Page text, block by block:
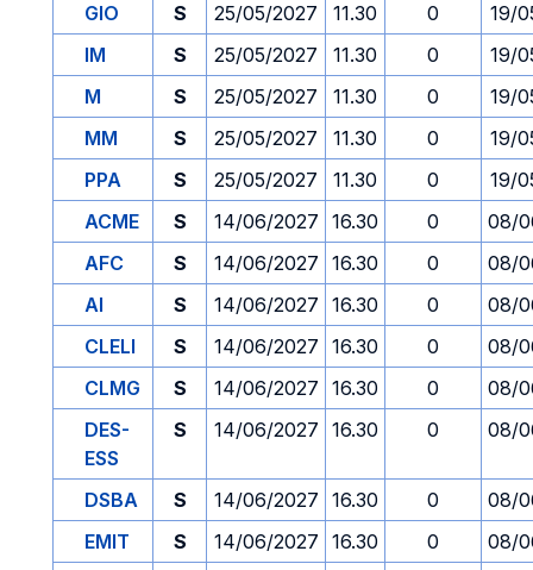
GIO
S 25/05/2027 11.30 0
19/
IM
S 25/05/2027 11.30 0
19/
M
S 25/05/2027 11.30 0
19/
MM
S 25/05/2027 11.30 0
19/
PPA
S 25/05/2027 11.30 0
19/
ACME
S 14/06/2027 16.30 0
08/
AFC
S 14/06/2027 16.30 0
08/
AI
S 14/06/2027 16.30 0
08/
CLELI
S 14/06/2027 16.30 0
08/
CLMG
S 14/06/2027 16.30 0
08/
DES-
ESS
S 14/06/2027 16.30 0 08/
DSBA S 14/06/2027 16.30 0
08/
EMIT
S 14/06/2027 16.30 0
08/